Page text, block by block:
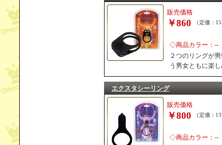
販売価格
￥860 （定価：
◇商品カラー：--
２つのリングが
う男女ともに楽
エクスタシーリング
販売価格
￥800 （定価：
◇商品カラー：--